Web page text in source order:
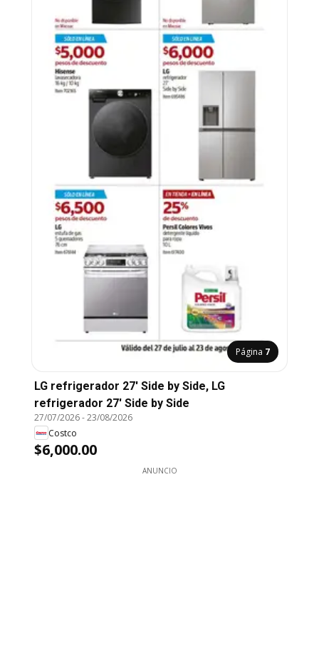
Página 7
LG refrigerador 27' Side by Side, LG
refrigerador 27' Side by Side
27/07/2026-23/08/2026
Costco
$6,000.00
ANUNCIO